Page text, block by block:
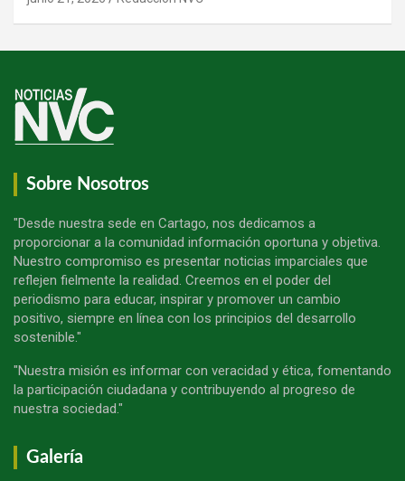
Sobre Nosotros
"Desde nuestra sede en Cartago, nos dedicamos a
proporcionar a la comunidad información oportuna y objetiva.
Nuestro compromiso es presentar noticias imparciales que
reflejen fielmente la realidad. Creemos en el poder del
periodismo para educar, inspirar y promover un cambio
positivo, siempre en línea con los principios del desarrollo
sostenible."
"Nuestra misión es informar con veracidad y ética, fomentando
la participación ciudadana y contribuyendo al progreso de
nuestra sociedad."
Galería